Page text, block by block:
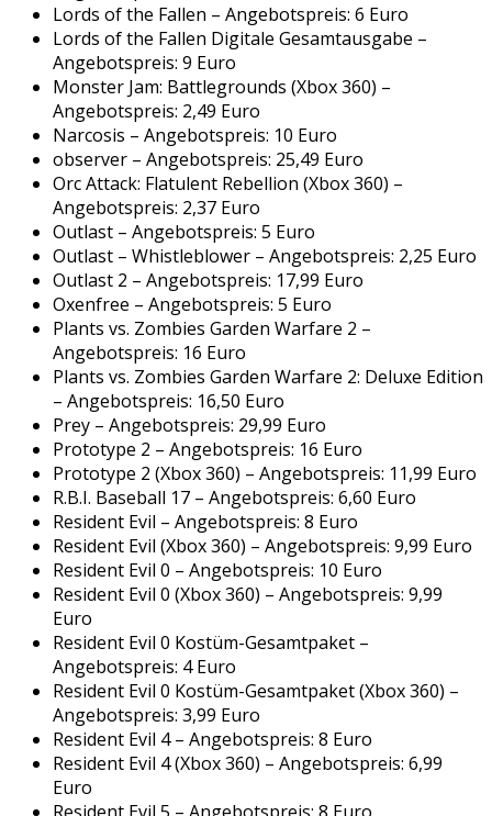
Lords of the Fallen – Angebotspreis: 6 Euro
Lords of the Fallen Digitale Gesamtausgabe –
Angebotspreis: 9 Euro
Monster Jam: Battlegrounds (Xbox 360) –
Angebotspreis: 2,49 Euro
Narcosis – Angebotspreis: 10 Euro
observer – Angebotspreis: 25,49 Euro
Orc Attack: Flatulent Rebellion (Xbox 360) –
Angebotspreis: 2,37 Euro
Outlast – Angebotspreis: 5 Euro
Outlast – Whistleblower – Angebotspreis: 2,25 Euro
Outlast 2 – Angebotspreis: 17,99 Euro
Oxenfree – Angebotspreis: 5 Euro
Plants vs. Zombies Garden Warfare 2 –
Angebotspreis: 16 Euro
Plants vs. Zombies Garden Warfare 2: Deluxe Edition
– Angebotspreis: 16,50 Euro
Prey – Angebotspreis: 29,99 Euro
Prototype 2 – Angebotspreis: 16 Euro
Prototype 2 (Xbox 360) – Angebotspreis: 11,99 Euro
R.B.I. Baseball 17 – Angebotspreis: 6,60 Euro
Resident Evil – Angebotspreis: 8 Euro
Resident Evil (Xbox 360) – Angebotspreis: 9,99 Euro
Resident Evil 0 – Angebotspreis: 10 Euro
Resident Evil 0 (Xbox 360) – Angebotspreis: 9,99
Euro
Resident Evil 0 Kostüm-Gesamtpaket –
Angebotspreis: 4 Euro
Resident Evil 0 Kostüm-Gesamtpaket (Xbox 360) –
Angebotspreis: 3,99 Euro
Resident Evil 4 – Angebotspreis: 8 Euro
Resident Evil 4 (Xbox 360) – Angebotspreis: 6,99
Euro